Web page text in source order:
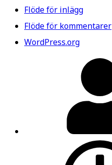
Flöde för inlägg
Flöde för kommentarer
WordPress.org